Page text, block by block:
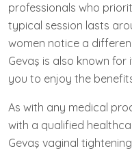
professionals who
typical session lasts
women notice a
Gevaş is also known
you to enjoy the
As with any medical
with a qualified
Gevaş vaginal